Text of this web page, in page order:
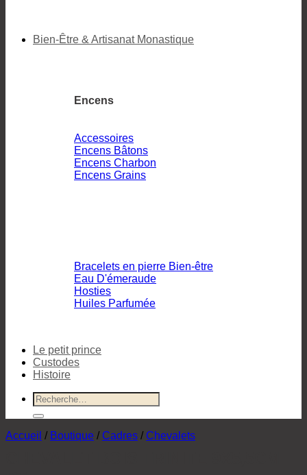
Bien-Être & Artisanat Monastique
Encens
Accessoires
Encens Bâtons
Encens Charbon
Encens Grains
Bracelets en pierre Bien-être
Eau D'émeraude
Hosties
Huiles Parfumée
Le petit prince
Custodes
Histoire
Recherche
pour :
Accueil / Boutique / Cadres / Chevalets